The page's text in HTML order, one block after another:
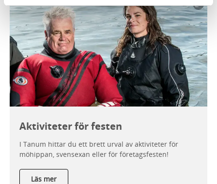
Aktiviteter för festen
I Tanum hittar du ett brett urval av aktiviteter för
möhippan, svensexan eller för företagsfesten!
Läs mer